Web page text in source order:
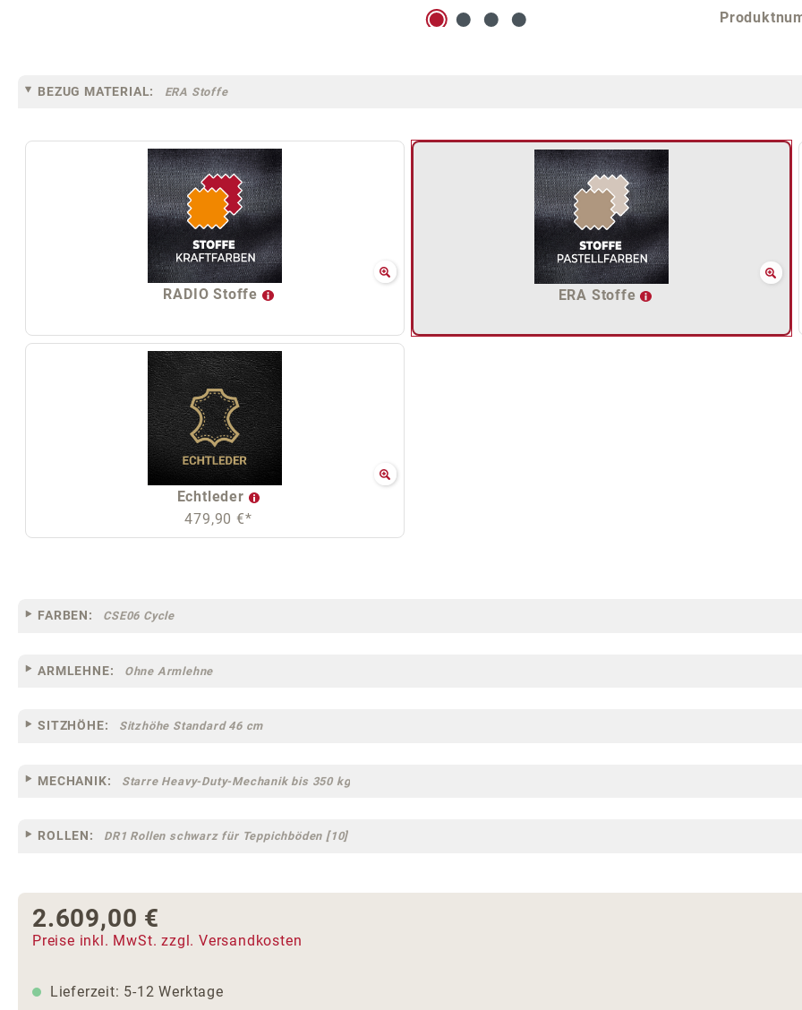
BEZUG MATERIAL: ERA Stoffe
RADIO Stoffe ERA Stoffe
Echtleder
479,90 €*
FARBEN: CSE06 Cycle
ARMLEHNE: Ohne Armlehne
SITZHÖHE: Sitzhöhe Standard 46 cm
MECHANIK: Starre Heavy-Duty-Mechanik bis 350 kg
ROLLEN: DR1 Rollen schwarz für Teppichböden [10]
Regulärer Preis:
2.609,00 €
Preise inkl. MwSt. zzgl. Versandkosten
Lieferzeit: 5-12 Werktage